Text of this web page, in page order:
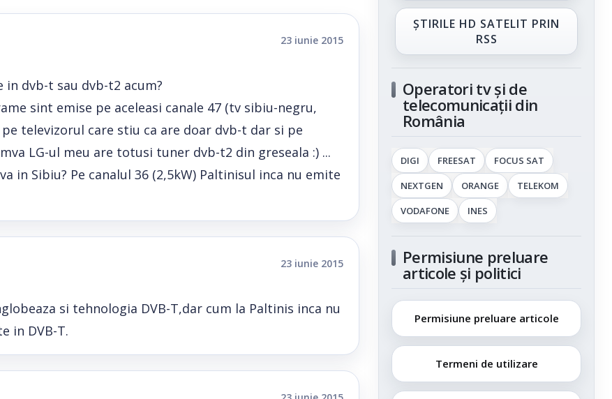
23 iunie 2015
dvb-t sau dvb-t2 acum?
sint emise pe aceleasi canale 47 (tv sibiu-negru,
televizorul care stiu ca are doar dvb-t dar si pe
LG-ul meu are totusi tuner dvb-t2 din greseala :) ...
in Sibiu? Pe canalul 36 (2,5kW) Paltinisul inca nu emite
23 iunie 2015
si tehnologia DVB-T,dar cum la Paltinis inca nu
in DVB-T.
ȘTIRILE HD SATELIT PRIN
RSS
Operatori tv și de
telecomunicații din
România
DIGI FREESAT
FOCUS SAT
NEXTGEN
ORANGE
TELEKOM
VODAFONE
INES
Permisiune preluare
articole și politici
Permisiune preluare articole
Termeni de utilizare